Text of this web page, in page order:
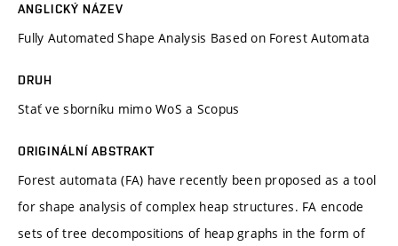
ANGLICKÝ NÁZEV
Fully Automated Shape Analysis Based on Forest Automata
DRUH
Stať ve sborníku mimo WoS a Scopus
ORIGINÁLNÍ ABSTRAKT
Forest automata (FA) have recently been proposed as a tool
for shape analysis of complex heap structures. FA encode
sets of tree decompositions of heap graphs in the form of